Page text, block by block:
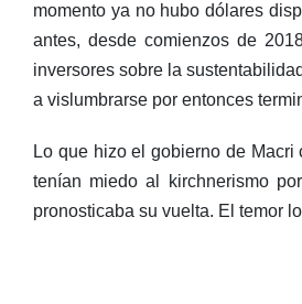
momento ya no hubo dólares
antes, desde comienzos de
inversores sobre la
a vislumbrarse por entonces
Lo que hizo el gobierno de
tenían miedo al kirchnerismo
pronosticaba su vuelta. El temor